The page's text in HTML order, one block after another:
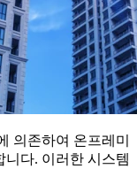
의존하여 온프레미
다. 이러한 시스템